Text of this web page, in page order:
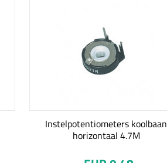
Instelpotentiometers koolbaan
horizontaal 4.7M